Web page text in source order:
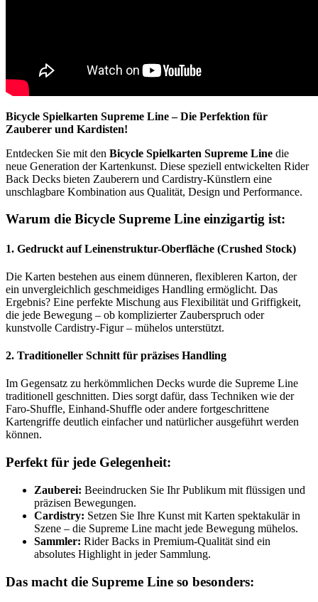
Bicycle Spielkarten Supreme Line – Die Perfektion für
Zauberer und Kardisten!
Entdecken Sie mit den Bicycle Spielkarten Supreme Line die
neue Generation der Kartenkunst. Diese speziell entwickelten Rider
Back Decks bieten Zauberern und Cardistry-Künstlern eine
unschlagbare Kombination aus Qualität, Design und Performance.
Warum die Bicycle Supreme Line einzigartig ist:
1. Gedruckt auf Leinenstruktur-Oberfläche (Crushed Stock)
Die Karten bestehen aus einem dünneren, flexibleren Karton, der
ein unvergleichlich geschmeidiges Handling ermöglicht. Das
Ergebnis? Eine perfekte Mischung aus Flexibilität und Griffigkeit,
die jede Bewegung – ob komplizierter Zauberspruch oder
kunstvolle Cardistry-Figur – mühelos unterstützt.
2. Traditioneller Schnitt für präzises Handling
Im Gegensatz zu herkömmlichen Decks wurde die Supreme Line
traditionell geschnitten. Dies sorgt dafür, dass Techniken wie der
Faro-Shuffle, Einhand-Shuffle oder andere fortgeschrittene
Kartengriffe deutlich einfacher und natürlicher ausgeführt werden
können.
Perfekt für jede Gelegenheit:
Zauberei: Beeindrucken Sie Ihr Publikum mit flüssigen und
präzisen Bewegungen.
Cardistry: Setzen Sie Ihre Kunst mit Karten spektakulär in
Szene – die Supreme Line macht jede Bewegung mühelos.
Sammler: Rider Backs in Premium-Qualität sind ein
absolutes Highlight in jeder Sammlung.
Das macht die Supreme Line so besonders: